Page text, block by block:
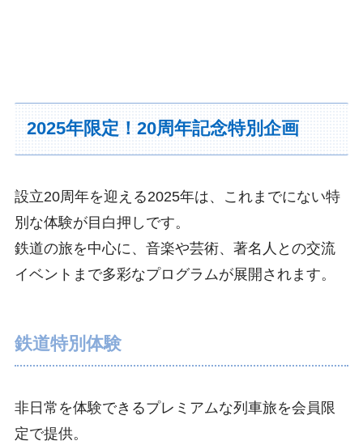
2025年限定！20周年記念特別企画
設立20周年を迎える2025年は、これまでにない特
別な体験が目白押しです。
鉄道の旅を中心に、音楽や芸術、著名人との交流
イベントまで多彩なプログラムが展開されます。
鉄道特別体験
非日常を体験できるプレミアムな列車旅を会員限
定で提供。